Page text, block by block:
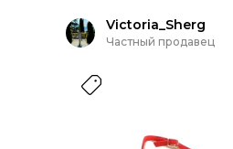
Victoria_Sherg
Частный продавец